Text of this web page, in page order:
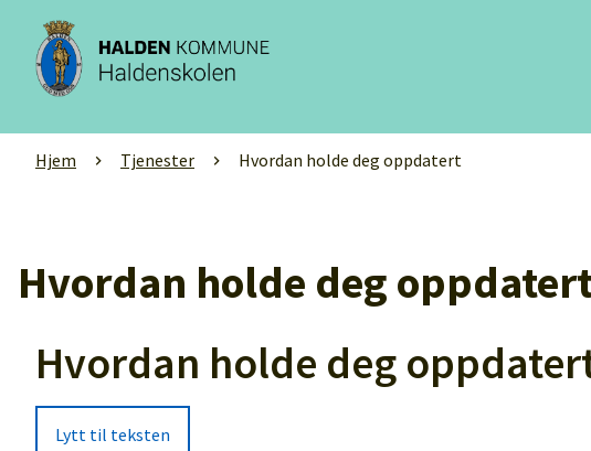
Haldenskolen
Du
Hjem Tjenester Hvordan holde deg oppdatert
Hvordan holde deg
Hvordan holde deg
Lytt til teksten